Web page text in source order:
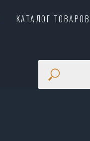
КАТАЛОГ ТОВАРОВ